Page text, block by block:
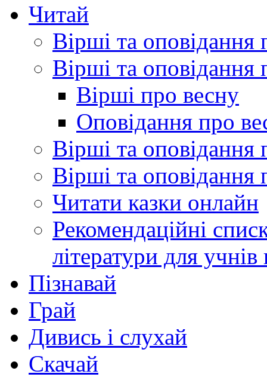
Читай
Вірші та оповідання
Вірші та оповідання
Вірші про весну
Оповідання про
Вірші та оповідання
Вірші та оповідання
Читати казки онлайн
Рекомендаційні
літератури для
Пізнавай
Грай
Дивись і слухай
Скачай